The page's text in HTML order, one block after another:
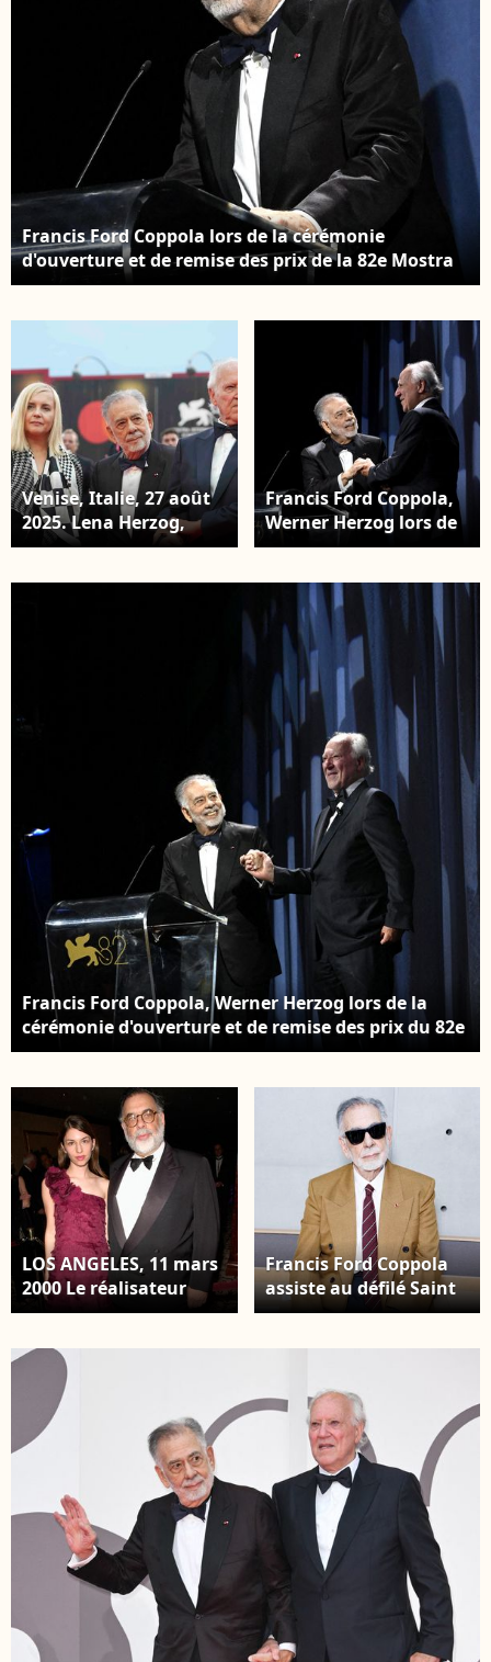
Riccardo Antimiani (©
ANSA via ZUMA Press /
Francis Ford Coppola lors de la cérémonie
d'ouverture et de remise des prix de la 82e Mostra
de Venise, Venise, Italie, le 27 août 2025. Photo by
Venise, Italie, 27 août
2025. Lena Herzog,
Francis Ford Coppola
du 81ème Festival
Italie Photo by Laurent
Lairys/ABACAPRESS.COM
Francis Ford Coppola,
Werner Herzog lors de
la cérémonie
remise des prix du 82e
Festival international
du film de Venise,
Venise, Italie, le 27
août 2025. Photo par
Simone
Comi/IPA/
Francis Ford Coppola, Werner Herzog lors de la
cérémonie d'ouverture et de remise des prix du 82e
Festival international du film de Venise, Venise,
Comi/IPA/ABACAPRESS.COM
LOS ANGELES, 11 mars
2000 Le réalisateur
Francis Ford Coppola
Coppola lors de la
remise des prix de la
Directors Guild of
America à Los Angeles.
© Paul Smith /
Featureflash Photo by
Alamy/ABACAPRESS.COM
Francis Ford Coppola
assiste au défilé Saint
Laurent printemps-été
à Paris, France, le 24
juin 2025. Photo
Aldama/DPA/